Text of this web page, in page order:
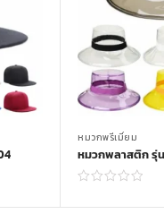
หมวกพรีเมี่ยม
หมวกพลาสติก รุ่